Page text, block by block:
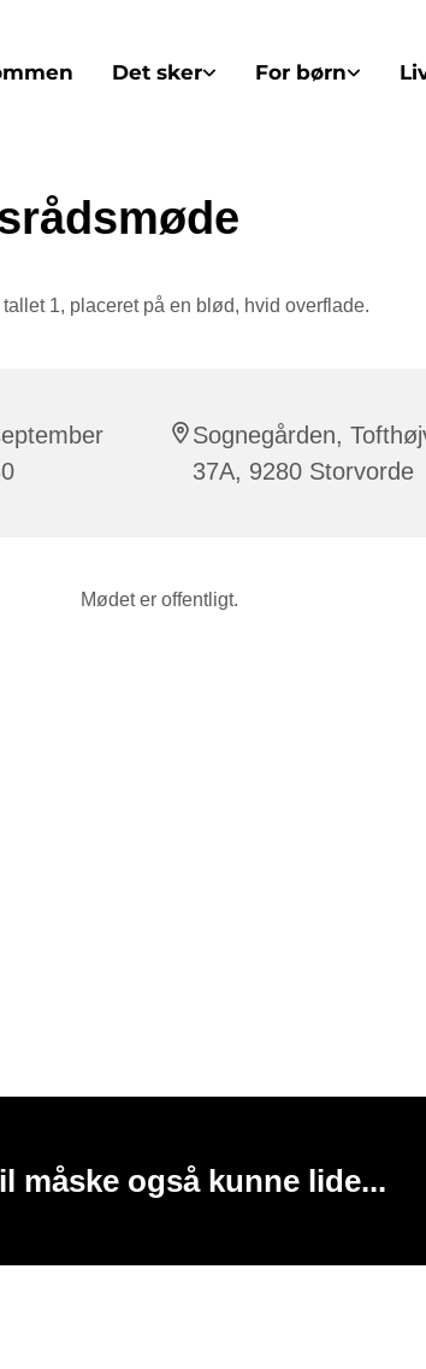
Det sker For børn
Sognegården,
37A, 9280 Storvorde
Mødet er offentligt.
måske også kunne lide...